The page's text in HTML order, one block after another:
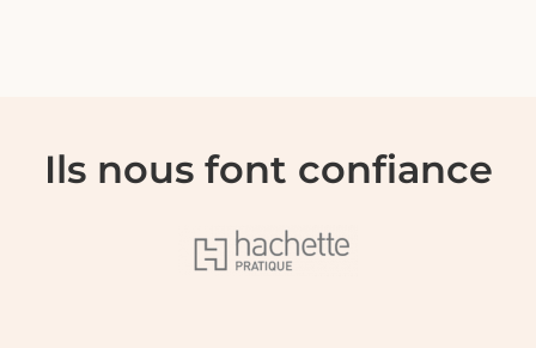
Ils nous font confiance